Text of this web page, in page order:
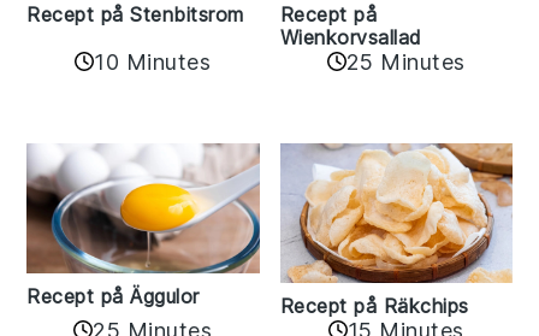
Recept på Stenbitsrom
10 Minutes
Recept på
Wienkorvsallad
25 Minutes
Recept på Äggulor
25 Minutes
Recept på Räkchips
15 Minutes